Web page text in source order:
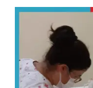
ARGENTINA